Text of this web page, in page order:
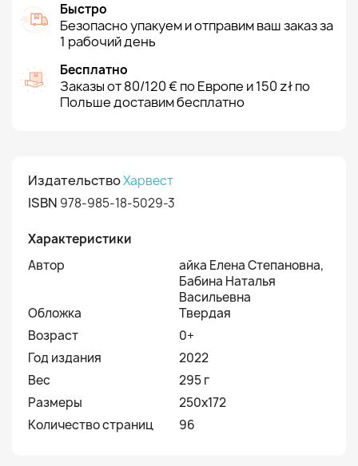
Быстро
Безопасно упакуем и отправим ваш заказ за
1 рабочий день
Бесплатно
Заказы от 80/120 € по Европе и 150 zł по
Польше доставим бесплатно
ИздательствоХарвест
ISBN 978-985-18-5029-3
Характеристики
Автор
айка Елена Степановна,
Бабина Наталья
Васильевна
Обложка
Твердая
Возраст
0+
Год издания
2022
Вес
295 г
Размеры
250x172
Количество страниц
96